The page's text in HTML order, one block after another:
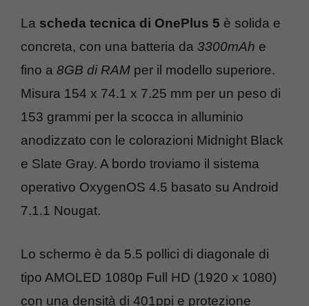
La scheda tecnica di OnePlus 5 è solida e
concreta, con una batteria da 3300mAh e
fino a 8GB di RAM per il modello superiore.
Misura 154 x 74.1 x 7.25 mm per un peso di
153 grammi per la scocca in alluminio
anodizzato con le colorazioni Midnight Black
e Slate Gray. A bordo troviamo il sistema
operativo OxygenOS 4.5 basato su Android
7.1.1 Nougat.
Lo schermo è da 5.5 pollici di diagonale di
tipo AMOLED 1080p Full HD (1920 x 1080)
con una densità di 401ppi e protezione